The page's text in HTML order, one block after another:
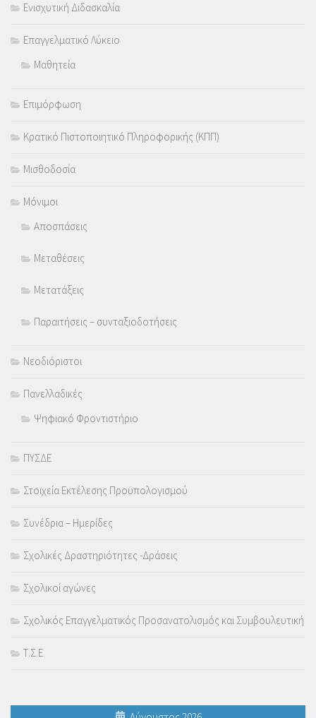
Ενισχυτική Διδασκαλία
Επαγγελματικό Λύκειο
Μαθητεία
Επιμόρφωση
Κρατικό Πιστοποιητικό Πληροφορικής (ΚΠΠ)
Μισθοδοσία
Μόνιμοι
Αποσπάσεις
Μεταθέσεις
Μετατάξεις
Παραιτήσεις – συνταξιοδοτήσεις
Νεοδιόριστοι
Πανελλαδικές
Ψηφιακό Φροντιστήριο
ΠΥΣΔΕ
Στοιχεία Εκτέλεσης Προϋπολογισμού
Συνέδρια – Ημερίδες
Σχολικές Δραστηριότητες -Δράσεις
Σχολικοί αγώνες
Σχολικός Επαγγελματικός Προσανατολισμός και Συμβουλευτική
Τ.Σ.Ε.